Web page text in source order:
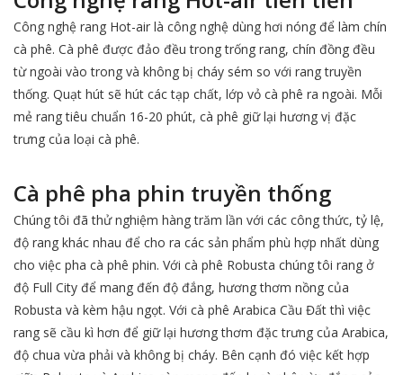
Công nghệ rang Hot-air là công nghệ dùng hơi nóng để làm chín
cà phê. Cà phê được đảo đều trong trống rang, chín đồng đều
từ ngoài vào trong và không bị cháy sém so với rang truyền
thống. Quạt hút sẽ hút các tạp chất, lớp vỏ cà phê ra ngoài. Mỗi
mẻ rang tiêu chuẩn 16-20 phút, cà phê giữ lại hương vị đặc
trưng của loại cà phê.
Cà phê pha phin truyền thống
Chúng tôi đã thử nghiệm hàng trăm lần với các công thức, tỷ lệ,
độ rang khác nhau để cho ra các sản phẩm phù hợp nhất dùng
cho việc pha cà phê phin. Với cà phê Robusta chúng tôi rang ở
độ Full City để mang đến độ đắng, hương thơm nồng của
Robusta và kèm hậu ngọt. Với cà phê Arabica Cầu Đất thì việc
rang sẽ cầu kì hơn để giữ lại hương thơm đặc trưng của Arabica,
độ chua vừa phải và không bị cháy. Bên cạnh đó việc kết hợp